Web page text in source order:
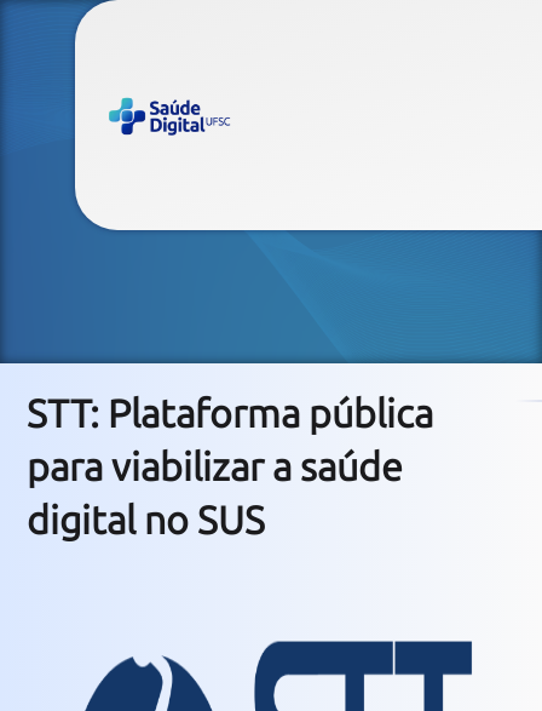
STT: Plataforma pública
para viabilizar a saúde
digital no SUS